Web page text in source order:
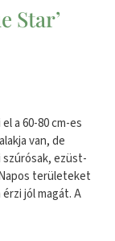
Star’
a 60-80 cm-es
van, de
ezüst-
területeket
jól magát. A